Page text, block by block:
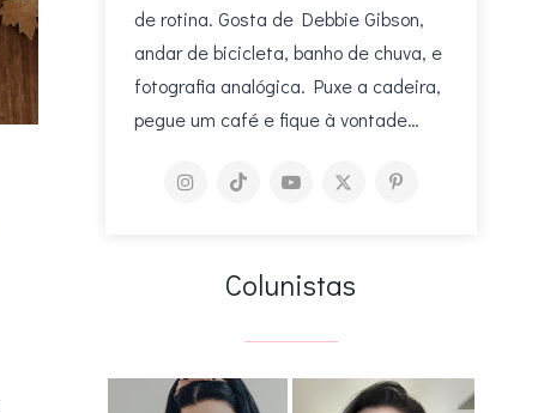
de rotina. Gosta de Debbie Gibson,
andar de bicicleta, banho de chuva, e
fotografia analógica. Puxe a cadeira,
pegue um café e fique à vontade…
Colunistas